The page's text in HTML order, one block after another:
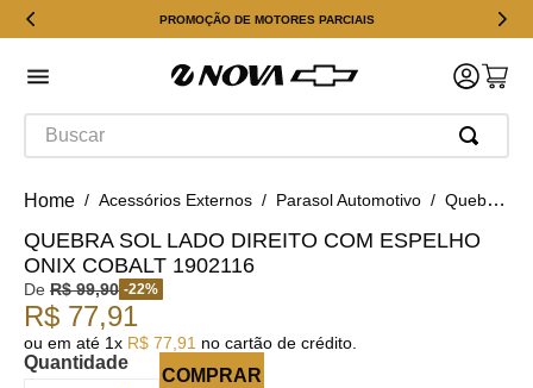
PROMOÇÃO DE MOTORES PARCIAIS
Buscar
Acessórios Externos Parasol Automotivo Quebra Sol Lado Direito Com Espelho Onix Cobalt 1902116
QUEBRA SOL LADO DIREITO COM ESPELHO
ONIX COBALT 1902116
De R$ 99,90 -22%
R$ 77,91
ou em até 1x R$ 77 91 no cartão de crédito.
Quantidade
COMPRAR